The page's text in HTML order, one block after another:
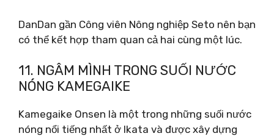
DanDan gần Công viên Nông nghiệp Seto nên bạn
có thể kết hợp tham quan cả hai cùng một lúc.
11. NGÂM MÌNH TRONG SUỐI NƯỚC
NÓNG KAMEGAIKE
Kamegaike Onsen là một trong những suối nước
nóng nổi tiếng nhất ở Ikata và được xây dựng